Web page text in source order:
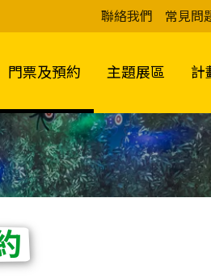
聯絡我們 常見問
門票及預約 主題展區 計